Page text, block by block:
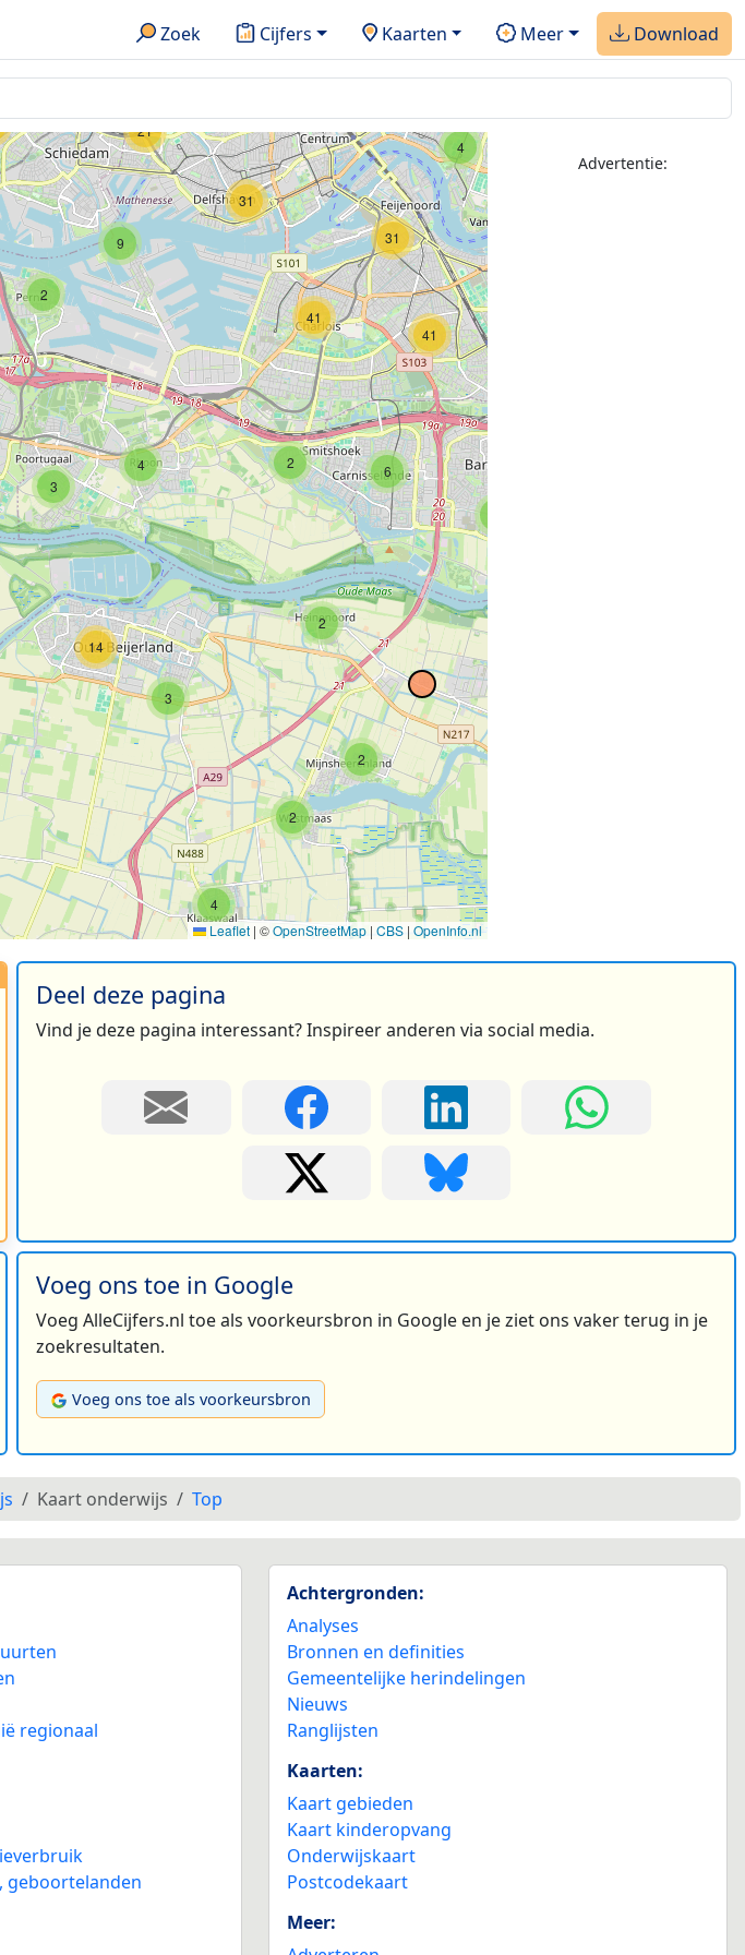
Zoek Cijfers Kaarten Meer Download
2
2
2
4
2
4
3
3
14
6
2
9
21
31
41
41
4
31
2
2
4
Leaflet | ©OpenStreetMap | CBS | OpenInfo.nl
Advertentie:
Deel deze pagina
Vind je deze pagina interessant? Inspireer anderen via social media.
Voeg ons toe in Google
Voeg AlleCijfers.nl toe als voorkeursbron in Google en je ziet ons vaker terug in je
zoekresultaten.
Voeg ons toe als voorkeursbron
Kaart onderwijs Top
regionaal
geboortelanden
Achtergronden:
Analyses
Bronnen en definities
Gemeentelijke herindelingen
Nieuws
Ranglijsten
Kaarten:
Kaart gebieden
Kaart kinderopvang
Onderwijskaart
Postcodekaart
Meer: